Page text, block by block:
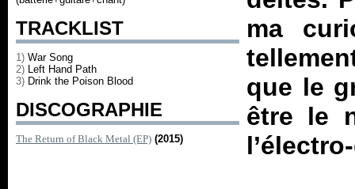
TRACKLIST
1) War Song
2) Left Hand Path
3) Drink the Poison Blood
DISCOGRAPHIE
The Return of Black Metal (EP) (2015)
ma
que le
être le